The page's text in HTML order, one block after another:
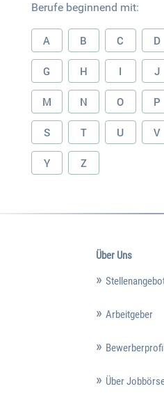
Berufe beginnend mit:
A B C D
G H I J
M N O P
S T U V
Y Z
Über Uns
Arbeitgeber
Über